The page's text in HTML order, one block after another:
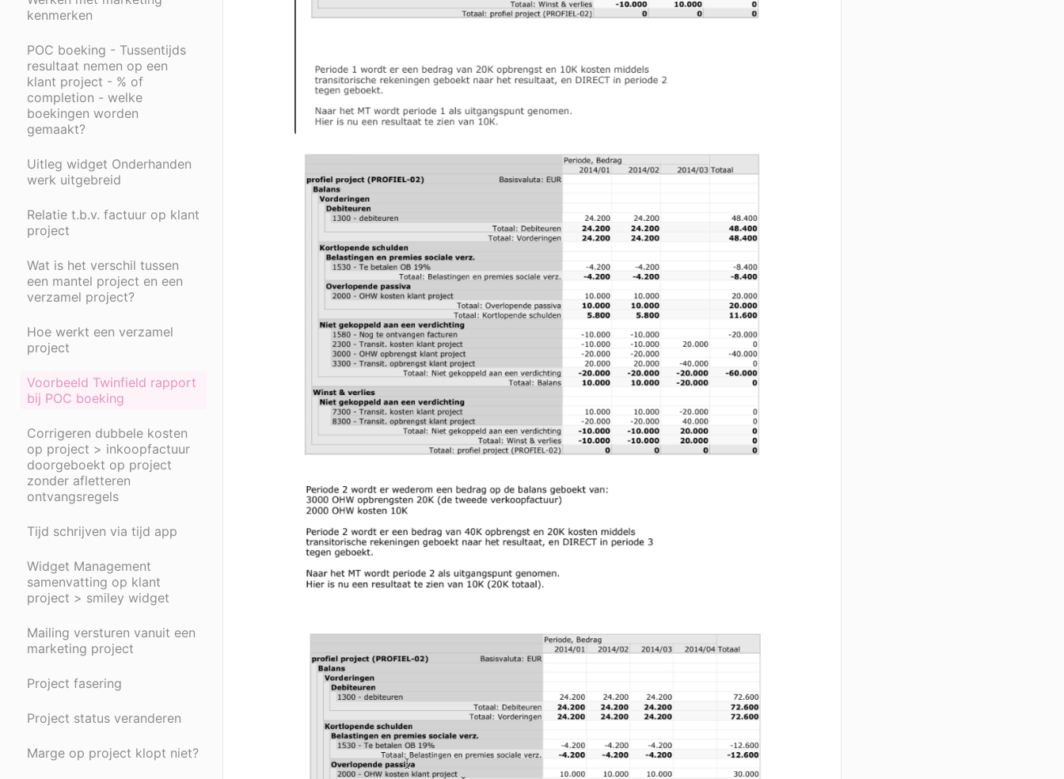
kenmerken
POC boeking - Tussentijds
resultaat nemen op een
klant project - % of
completion - welke
boekingen worden
gemaakt?
Uitleg widget Onderhanden
werk uitgebreid
Relatie t.b.v. factuur op klant
project
Wat is het verschil tussen
een mantel project en een
verzamel project?
Hoe werkt een verzamel
project
Voorbeeld Twinfield rapport
bij POC boeking
Corrigeren dubbele kosten
op project > inkoopfactuur
doorgeboekt op project
zonder afletteren
ontvangsregels
Tijd schrijven via tijd app
Widget Management
samenvatting op klant
project > smiley widget
Mailing versturen vanuit een
marketing project
Project fasering
Project status veranderen
Marge op project klopt niet?